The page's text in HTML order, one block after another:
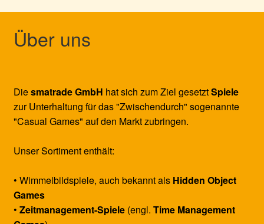
Über uns
Diesmatrade GmbH hat sich zum Ziel gesetztSpiele
zur Unterhaltung für das "Zwischendurch" sogenannte
"Casual Games" auf den Markt zubringen.
Unser Sortiment enthält:
• Wimmelbildspiele, auch bekannt als Hidden Object
Games
• Zeitmanagement-Spiele(engl. Time Management